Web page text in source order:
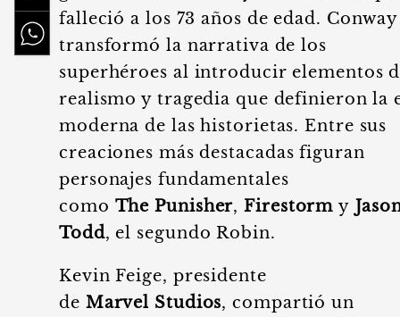
falleció a los 73 años de edad. Conway
transformó la narrativa de los
superhéroes al introducir elementos
realismo y tragedia que definieron la
moderna de las historietas. Entre sus
creaciones más destacadas figuran
personajes fundamentales
como The Punisher,Firestorm y
Todd, el segundo Robin.
Kevin Feige, presidente
de Marvel Studios, compartió un